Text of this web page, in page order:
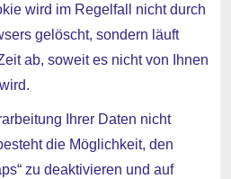
wird im Regelfall nicht durch
gelöscht, sondern läuft
ab, soweit es nicht von Ihnen
Ihrer Daten nicht
die Möglichkeit, den
zu deaktivieren und auf